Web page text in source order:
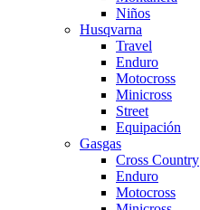
Niños
Husqvarna
Travel
Enduro
Motocross
Minicross
Street
Equipación
Gasgas
Cross Country
Enduro
Motocross